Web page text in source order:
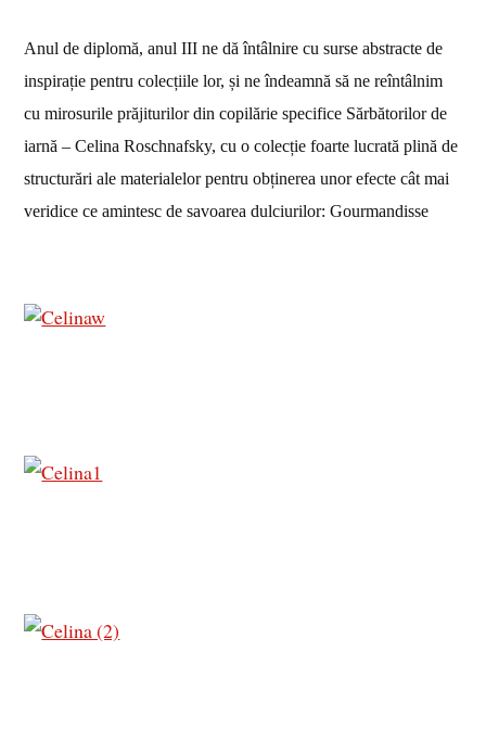
Anul de diplomă, anul III ne dă întâlnire cu surse abstracte de
inspirație pentru colecțiile lor, și ne îndeamnă să ne reîntâlnim
cu mirosurile prăjiturilor din copilărie specifice Sărbătorilor de
iarnă – Celina Roschnafsky, cu o colecție foarte lucrată plină de
structurări ale materialelor pentru obținerea unor efecte cât mai
veridice ce amintesc de savoarea dulciurilor: Gourmandisse